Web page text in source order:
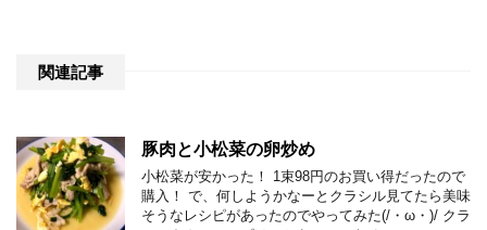
関連記事
豚肉と小松菜の卵炒め
小松菜が安かった！ 1束98円のお買い得だったので
購入！ で、何しようかなーとクラシル見てたら美味
そうなレシピがあったのでやってみた(/・ω・)/ クラ